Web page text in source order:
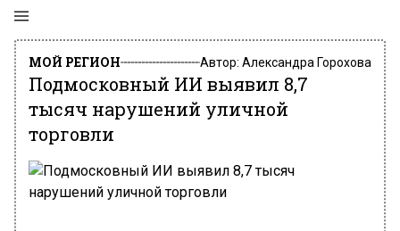
МОЙ РЕГИОН Автор: Александра Горохова
Подмосковный ИИ выявил 8,7
тысяч нарушений уличной
торговли